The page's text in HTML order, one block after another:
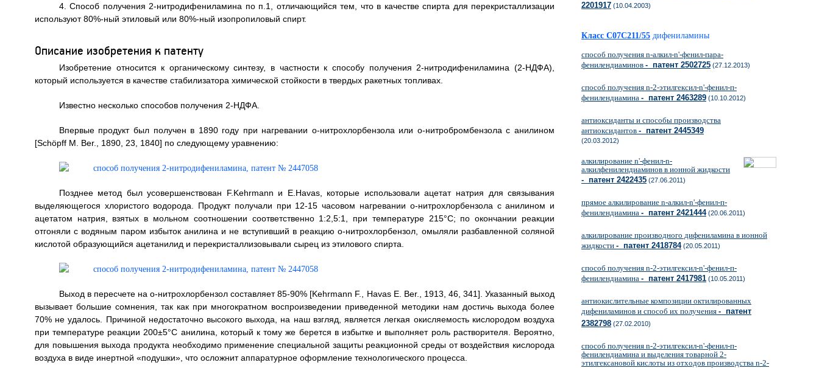
4. Способ получения 2-нитродифениламина по п.1, отличающийся тем, что в качестве спирта для перекристаллизации
используют 80%-ный этиловый или 80%-ный изопропиловый спирт.
Описание изобретения к патенту
Изобретение относится к органическому синтезу, в частности к способу получения 2-нитродифениламина (2-НДФА),
который используется в качестве стабилизатора химической стойкости в твердых ракетных топливах.
Известно несколько способов получения 2-НДФА.
Впервые продукт был получен в 1890 году при нагревании o-нитрохлорбензола или o-нитробромбензола с анилином
[Schöpff M. Ber., 1890, 23, 1840] по следующему уравнению:
Позднее метод был усовершенствован F.Kehrmann и E.Havas, которые использовали ацетат натрия для связывания
выделяющегося хлористого водорода. Продукт получали при 12-15 часовом нагревании o-нитрохлорбензола с анилином и
ацетатом натрия, взятых в мольном соотношении соответственно 1:2,5:1, при температуре 215°C; по окончании реакции
отгоняли с водяным паром избыток анилина и не вступивший в реакцию о-нитрохлорбензол, омыляли разбавленной соляной
кислотой образующийся ацетанилид и перекристаллизовывали сырец из этилового спирта.
Выход в пересчете на о-нитрохлорбензол составляет 85-90% [Kehrmann F., Havas E. Ber., 1913, 46, 341]. Указанный выход
вызывает большие сомнения, так как при многократном воспроизведении приведенной методики нам достичь выхода более
70% не удалось. Причиной недостаточно высокого выхода, на наш взгляд, является легкая окисляемость кислородом воздуха
при температуре реакции 200±5°C анилина, который к тому же берется в избытке и выполняет роль растворителя. Вероятно,
для повышения выхода продукта необходимо применение специальной защиты реакционной среды от воздействия кислорода
воздуха в виде инертной «подушки», что осложнит аппаратурное оформление технологического процесса.
2201917 (10.04.2003)
Класс C07C211/55 дифениламины
способ получения n-алкил-n'-фенил-пара-
фенилендиаминов - патент 2502725 (27.12.2013)
способ получения n-2-этилгексил-n'-фенил-п-
фенилендиамина - патент 2463289 (10.10.2012)
антиоксиданты и способы производства
антиоксидантов - патент 2445349
(20.03.2012)
алкилирование n'-фенил-n-
алкилфенилендиаминов в ионной жидкости
- патент 2422435 (27.06.2011)
прямое алкилирование n-алкил-n'-фенил-п-
фенилендиамина - патент 2421444(20.06.2011)
алкилирование производного дифениламина в ионной
жидкости - патент 2418784(20.05.2011)
способ получения n-2-этилгексил-n'-фенил-п-
фенилендиамина - патент 2417981 (10.05.2011)
антиокислительные композиции октилированных
дифениламинов и способ их получения - патент
2382798 (27.02.2010)
способ получения n-2-этилгексил-n'-фенил-п-
фенилендиамина и выделения товарной 2-
этилгексановой кислоты из отходов производства n-2-